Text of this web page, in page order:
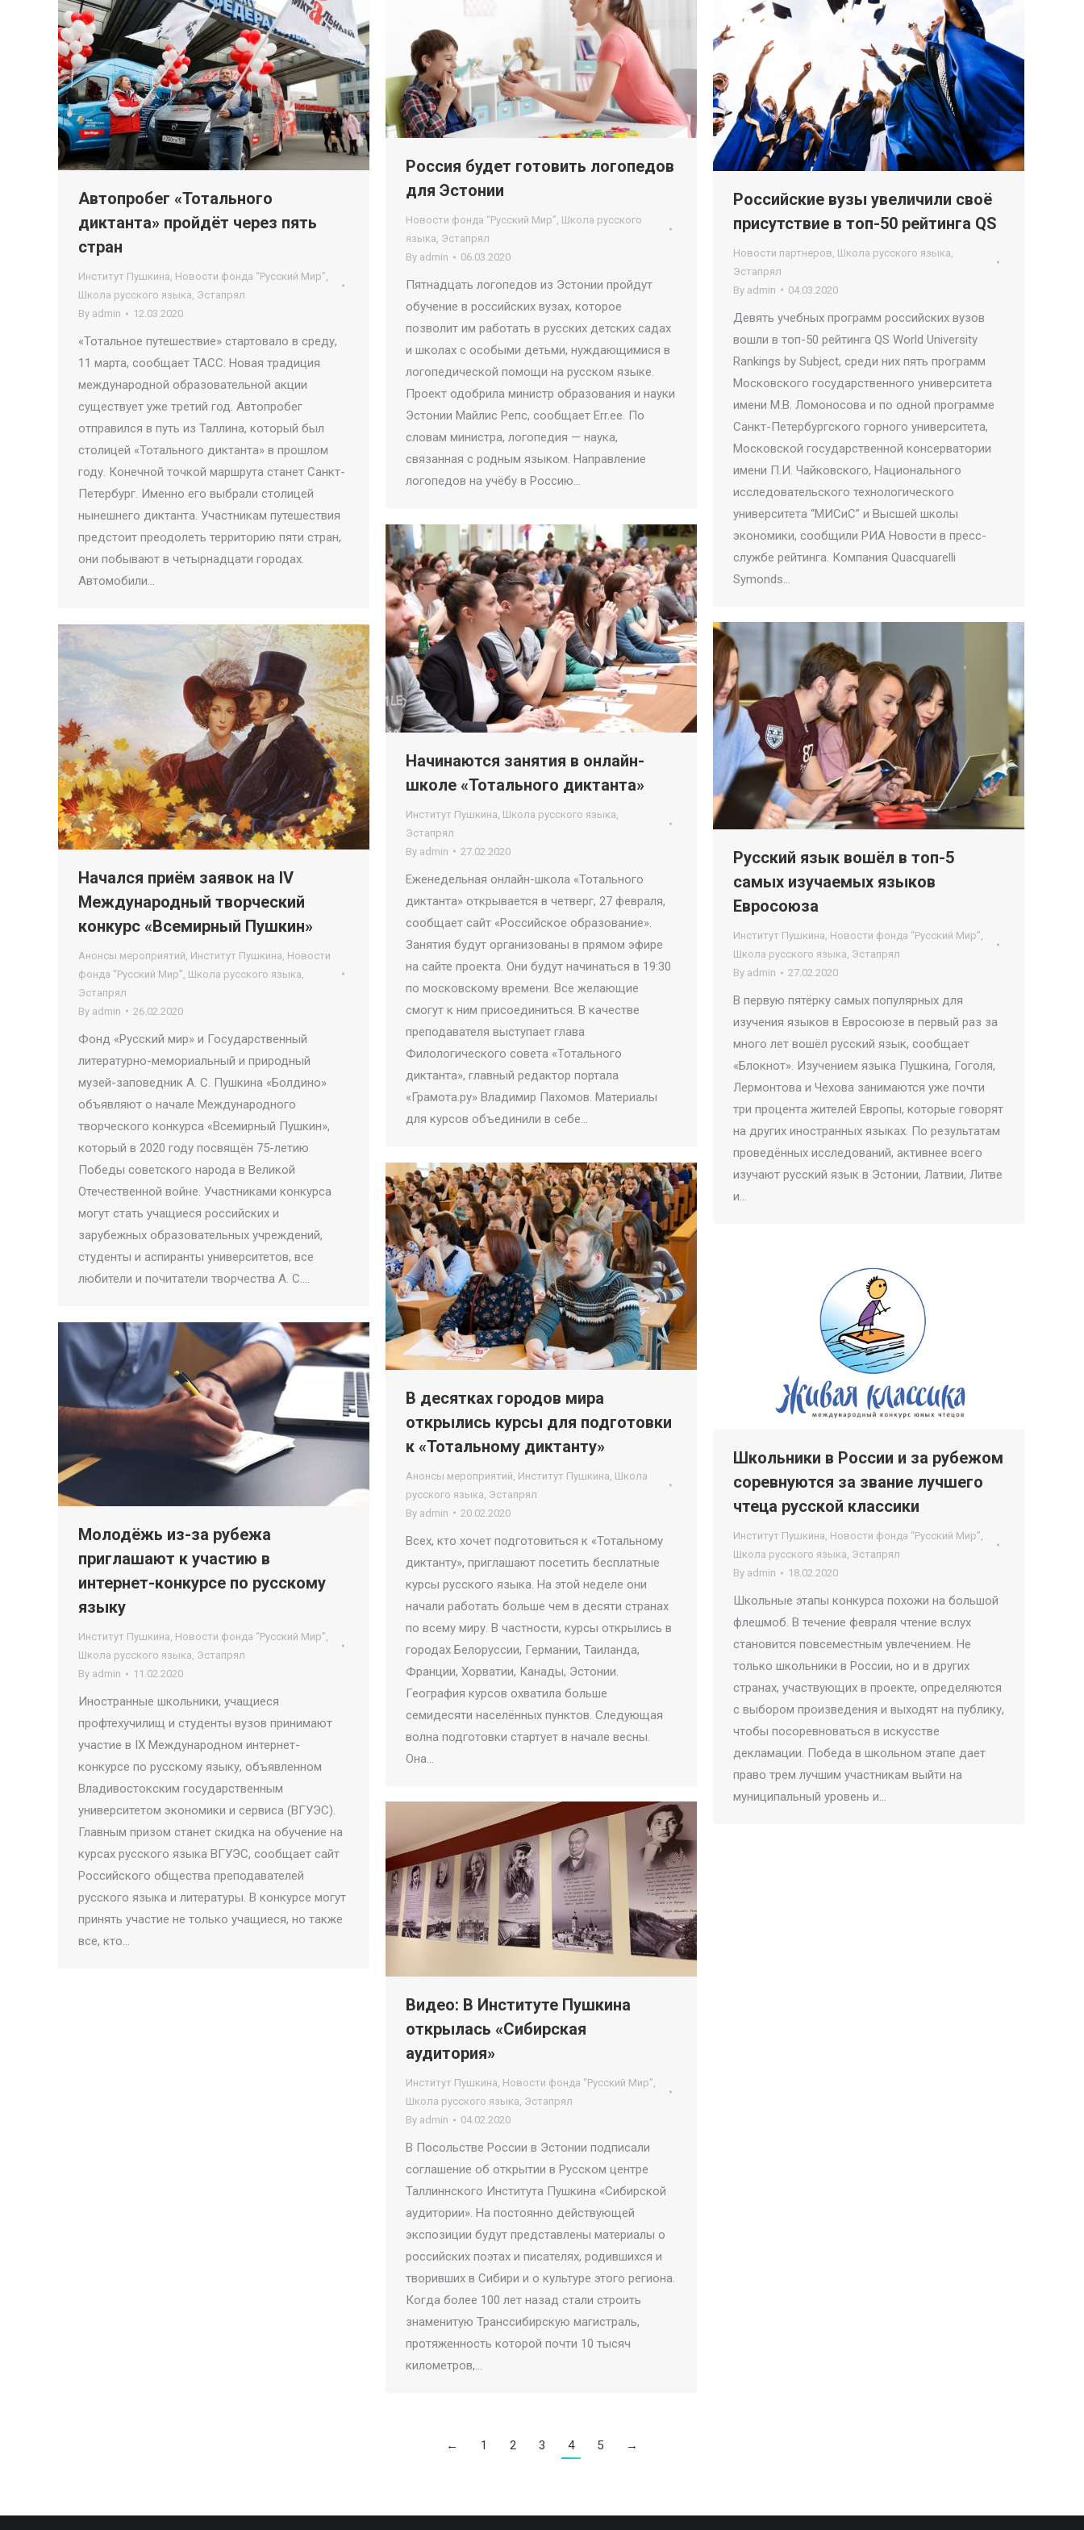
Автопробег «Тотального
диктанта» пройдёт через пять
стран
Институт Пушкина, Новости фонда “Русский Мир”,
Школа русского языка, Эстапрял
By admin 12.03.2020
«Тотальное путешествие» стартовало в среду,
11 марта, сообщает ТАСС. Новая традиция
международной образовательной акции
существует уже третий год. Автопробег
отправился в путь из Таллина, который был
столицей «Тотального диктанта» в прошлом
году. Конечной точкой маршрута станет Санкт-
Петербург. Именно его выбрали столицей
нынешнего диктанта. Участникам путешествия
предстоит преодолеть территорию пяти стран,
они побывают в четырнадцати городах.
Автомобили…
Россия будет готовить логопедов
для Эстонии
Новости фонда “Русский Мир”, Школа русского
языка, Эстапрял
By admin 06.03.2020
Пятнадцать логопедов из Эстонии пройдут
обучение в российских вузах, которое
позволит им работать в русских детских садах
и школах с особыми детьми, нуждающимися в
логопедической помощи на русском языке.
Проект одобрила министр образования и науки
Эстонии Майлис Репс, сообщает Err.ee. По
словам министра, логопедия — наука,
связанная с родным языком. Направление
логопедов на учёбу в Россию…
Российские вузы увеличили своё
присутствие в топ-50 рейтинга QS
Новости партнеров Школа русского языка
Эстапрял
By admin 04.03.2020
Девять учебных программ российских вузов
вошли в топ-50 рейтинга QS World University
Rankings by Subject, среди них пять программ
Московского государственного университета
имени М.В. Ломоносова и по одной программе
Санкт-Петербургского горного университета,
Московской государственной консерватории
имени П.И. Чайковского, Национального
исследовательского технологического
университета “МИСиС” и Высшей школы
экономики, сообщили РИА Новости в пресс-
службе рейтинга. Компания Quacquarelli
Symonds…
Начинаются занятия в онлайн-
школе «Тотального диктанта»
Институт Пушкина Школа русского языка
Эстапрял
By admin 27.02.2020
Еженедельная онлайн-школа «Тотального
диктанта» открывается в четверг, 27 февраля,
сообщает сайт «Российское образование».
Занятия будут организованы в прямом эфире
на сайте проекта. Они будут начинаться в 19:30
по московскому времени. Все желающие
смогут к ним присоединиться. В качестве
преподавателя выступает глава
Филологического совета «Тотального
диктанта», главный редактор портала
«Грамота.ру» Владимир Пахомов. Материалы
для курсов объединили в себе…
Русский язык вошёл в топ-5
самых изучаемых языков
Евросоюза
Институт Пушкина, Новости фонда “Русский Мир”,
Школа русского языка, Эстапрял
By admin 27.02.2020
В первую пятёрку самых популярных для
изучения языков в Евросоюзе в первый раз за
много лет вошёл русский язык, сообщает
«Блокнот». Изучением языка Пушкина, Гоголя,
Лермонтова и Чехова занимаются уже почти
три процента жителей Европы, которые говорят
на других иностранных языках. По результатам
проведённых исследований, активнее всего
изучают русский язык в Эстонии, Латвии, Литве
и…
Начался приём заявок на IV
Международный творческий
конкурс «Всемирный Пушкин»
Анонсы мероприятий Институт Пушкина Новости
фонда “Русский Мир” Школа русского языка
Эстапрял
By admin 26.02.2020
Фонд «Русский мир» и Государственный
литературно-мемориальный и природный
музей-заповедник А. С. Пушкина «Болдино»
объявляют о начале Международного
творческого конкурса «Всемирный Пушкин»,
который в 2020 году посвящён 75-летию
Победы советского народа в Великой
Отечественной войне. Участниками конкурса
могут стать учащиеся российских и
зарубежных образовательных учреждений,
студенты и аспиранты университетов, все
любители и почитатели творчества А. С.…
В десятках городов мира
открылись курсы для подготовки
к «Тотальному диктанту»
Анонсы мероприятий Институт Пушкина Школа
русского языка Эстапрял
By admin 20.02.2020
Всех, кто хочет подготовиться к «Тотальному
диктанту», приглашают посетить бесплатные
курсы русского языка. На этой неделе они
начали работать больше чем в десяти странах
по всему миру. В частности, курсы открылись в
городах Белоруссии, Германии, Таиланда,
Франции, Хорватии, Канады, Эстонии.
География курсов охватила больше
семидесяти населённых пунктов. Следующая
волна подготовки стартует в начале весны.
Она…
Школьники в России и за рубежом
соревнуются за звание лучшего
чтеца русской классики
Институт Пушкина, Новости фонда “Русский Мир”,
Школа русского языка, Эстапрял
By admin 18.02.2020
Школьные этапы конкурса похожи на большой
флешмоб. В течение февраля чтение вслух
становится повсеместным увлечением. Не
только школьники в России, но и в других
странах, участвующих в проекте, определяются
с выбором произведения и выходят на публику,
чтобы посоревноваться в искусстве
декламации. Победа в школьном этапе дает
право трем лучшим участникам выйти на
муниципальный уровень и…
Молодёжь из-за рубежа
приглашают к участию в
интернет-конкурсе по русскому
языку
Институт Пушкина, Новости фонда “Русский Мир”,
Школа русского языка, Эстапрял
By admin 11.02.2020
Иностранные школьники, учащиеся
профтехучилищ и студенты вузов принимают
участие в IX Международном интернет-
конкурсе по русскому языку, объявленном
Владивостокским государственным
университетом экономики и сервиса (ВГУЭС).
Главным призом станет скидка на обучение на
курсах русского языка ВГУЭС, сообщает сайт
Российского общества преподавателей
русского языка и литературы. В конкурсе могут
принять участие не только учащиеся, но также
все, кто…
Видео: В Институте Пушкина
открылась «Сибирская
аудитория»
Институт Пушкина, Новости фонда “Русский Мир”,
Школа русского языка, Эстапрял
By admin 04.02.2020
В Посольстве России в Эстонии подписали
соглашение об открытии в Русском центре
Таллиннского Института Пушкина «Сибирской
аудитории». На постоянно действующей
экспозиции будут представлены материалы о
российских поэтах и писателях, родившихся и
творивших в Сибири и о культуре этого региона.
Когда более 100 лет назад стали строить
знаменитую Транссибирскую магистраль,
протяженность которой почти 10 тысяч
километров,…
← 1 2 3 4 5 →